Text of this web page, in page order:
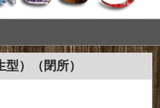
）（閉所）